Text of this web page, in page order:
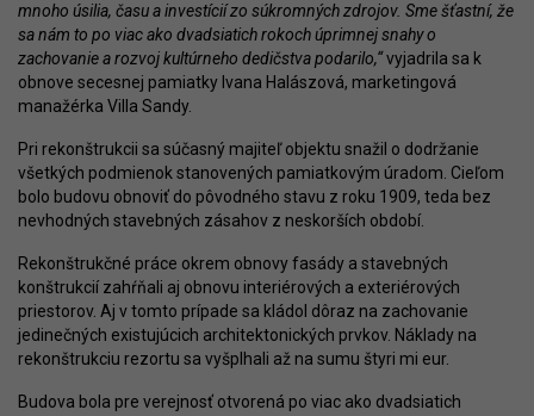
mnoho úsilia, času a investícií zo súkromných zdrojov. Sme šťastní, že
sa nám to po viac ako dvadsiatich rokoch úprimnej snahy o
zachovanie a rozvoj kultúrneho dedičstva podarilo,“vyjadrila sa k
obnove secesnej pamiatky Ivana Halászová, marketingová
manažérka Villa Sandy.
Pri rekonštrukcii sa súčasný majiteľ objektu snažil o dodržanie
všetkých podmienok stanovených pamiatkovým úradom. Cieľom
bolo budovu obnoviť do pôvodného stavu z roku 1909, teda bez
nevhodných stavebných zásahov z neskorších období.
Rekonštrukčné práce okrem obnovy fasády a stavebných
konštrukcií zahŕňali aj obnovu interiérových a exteriérových
priestorov. Aj v tomto prípade sa kládol dôraz na zachovanie
jedinečných existujúcich architektonických prvkov. Náklady na
rekonštrukciu rezortu sa vyšplhali až na sumu štyri mi eur.
Budova bola pre verejnosť otvorená po viac ako dvadsiatich